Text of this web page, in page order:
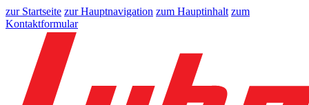
zur Startseite zur Hauptnavigation zum Hauptinhalt zum
Kontaktformular